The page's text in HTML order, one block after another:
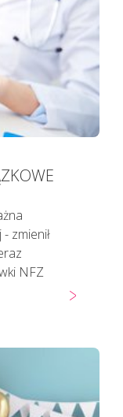
zmienił
NFZ